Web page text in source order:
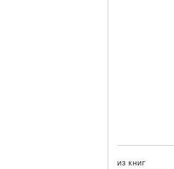
ИЗ КНИГ